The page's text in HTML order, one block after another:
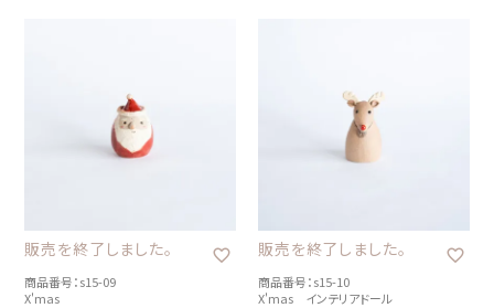
販売を終了しました。
商品番号：s15-09
X'mas
販売を終了しました。
商品番号：s15-10
X'mas インテリアドール